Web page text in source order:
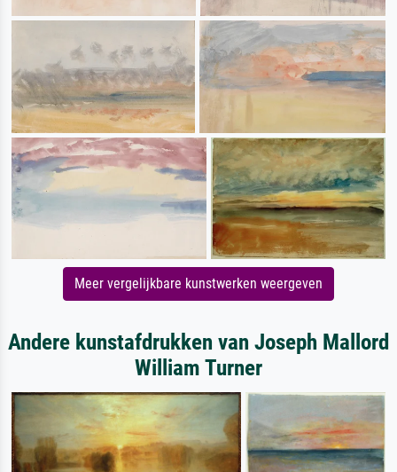
Meer vergelijkbare kunstwerken weergeven
Andere kunstafdrukken van Joseph Mallord
William Turner